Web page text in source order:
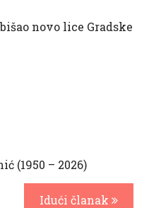
novo lice Gradske
(1950 – 2026)
Idući članak